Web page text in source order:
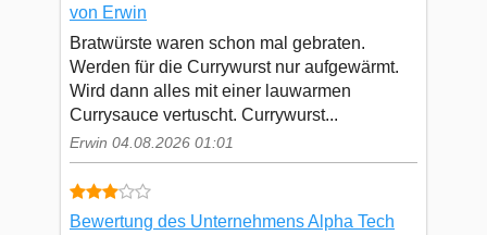
von Erwin
Bratwürste waren schon mal gebraten.
Werden für die Currywurst nur aufgewärmt.
Wird dann alles mit einer lauwarmen
Currysauce vertuscht. Currywurst...
Erwin 04.08.2026 01:01
Bewertung des Unternehmens Alpha Tech